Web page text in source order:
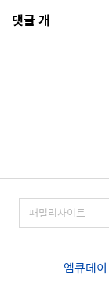
댓
댓글 개
엠큐데이